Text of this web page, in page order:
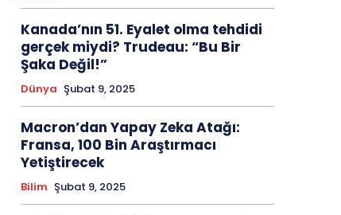
Kanada’nın 51. Eyalet olma tehdidi
gerçek miydi? Trudeau: “Bu Bir
Şaka Değil!”
Dünya Şubat 9, 2025
Macron’dan Yapay Zeka Atağı:
Fransa, 100 Bin Araştırmacı
Yetiştirecek
Bilim Şubat 9, 2025